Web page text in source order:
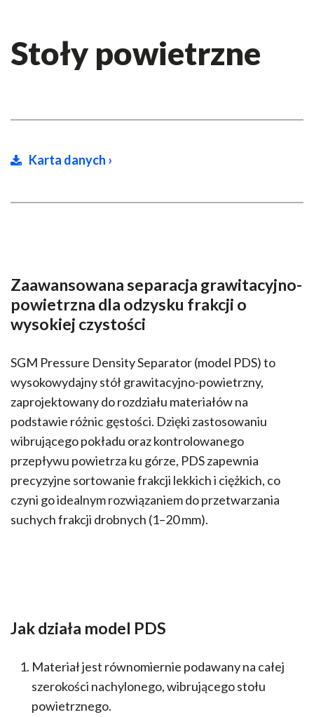
Stoły powietrzne
Karta danych ›
Zaawansowana separacja grawitacyjno-
powietrzna dla odzysku frakcji o
wysokiej czystości
SGM Pressure Density Separator (model PDS) to
wysokowydajny stół grawitacyjno-powietrzny,
zaprojektowany do rozdziału materiałów na
podstawie różnic gęstości. Dzięki zastosowaniu
wibrującego pokładu oraz kontrolowanego
przepływu powietrza ku górze, PDS zapewnia
precyzyjne sortowanie frakcji lekkich i ciężkich, co
czyni go idealnym rozwiązaniem do przetwarzania
suchych frakcji drobnych (1–20 mm).
Jak działa model PDS
Materiał jest równomiernie podawany na całej
szerokości nachylonego, wibrującego stołu
powietrznego.